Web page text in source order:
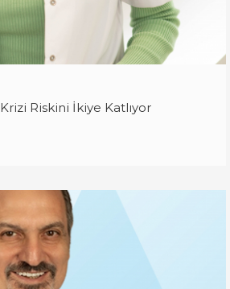
Riskini İkiye Katlıyor